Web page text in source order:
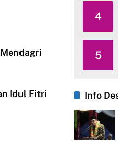
Idul Fitri
4
5
Info